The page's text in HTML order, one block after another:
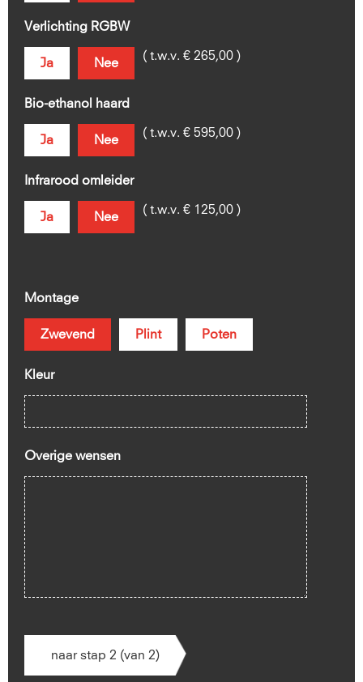
Verlichting RGBW
Ja Nee
( t.w.v. € 265,00 )
Bio-ethanol haard
Ja Nee
( t.w.v. € 595,00 )
Infrarood omleider
Ja Nee
( t.w.v. € 125,00 )
Montage
Zwevend Plint Poten
Kleur
Overige wensen
naar stap 2 (van 2)